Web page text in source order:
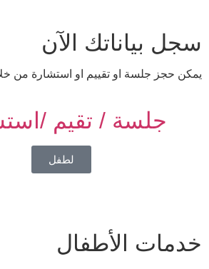
سجل بياناتك الآن
يمكن حجز جلسة او تقييم او استشارة من
جلسة / تقيم /
لطفل
خدمات الأطفال